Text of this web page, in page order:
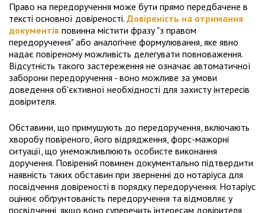
Право на передоручення може бути прямо передбачене в
тексті основної довіреності. Довіреність на отримання
документів повинна містити фразу "з правом
передоручення" або аналогічне формулювання, яке явно
надає повіреному можливість делегувати повноваження.
Відсутність такого застереження не означає автоматичної
заборони передоручення - воно можливе за умови
доведення об'єктивної необхідності для захисту інтересів
довірителя.
Обставини, що примушують до передоручення, включають
хворобу повіреного, його відрядження, форс-мажорні
ситуації, що унеможливлюють особисте виконання
доручення. Повірений повинен документально підтвердити
наявність таких обставин при зверненні до нотаріуса для
посвідчення довіреності в порядку передоручення. Нотаріус
оцінює обґрунтованість передоручення та відмовляє у
посвідченні, якщо воно суперечить інтересам довірителя